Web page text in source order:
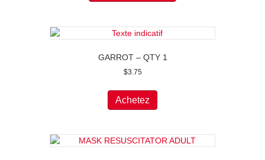
GARROT – QTY 1
$3.75
Achetez